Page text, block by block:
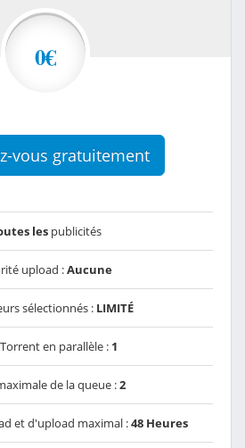
0€
vous gratuitement
les publicités
upload :Aucune
sélectionnés : LIMITÉ
en parallèle : 1
de la queue :2
et d'upload maximal :48 Heures